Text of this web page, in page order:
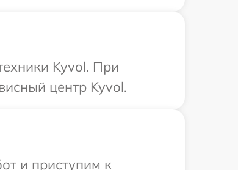
Kyvol. При
центр Kyvol.
и приступим к